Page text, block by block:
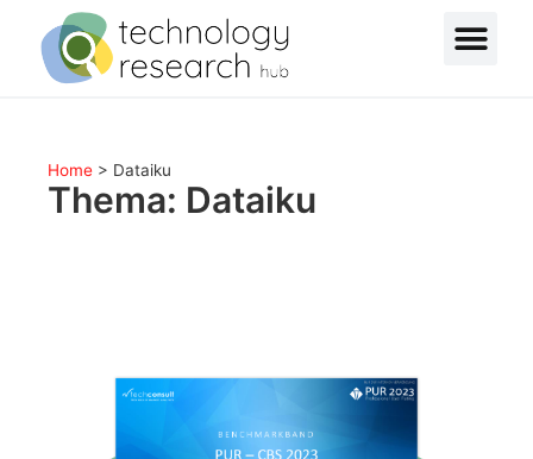
Home > Dataiku
Thema: Dataiku